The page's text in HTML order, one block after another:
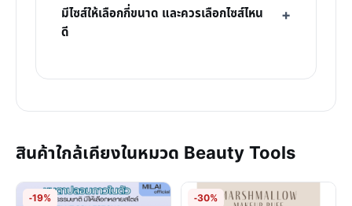
มีไซส์ให้เลือกกี่ขนาด และควรเลือกไซส์ไหน
ดี
สินค้าใกล้เคียงในหมวด Beauty Tools
-19% -30%